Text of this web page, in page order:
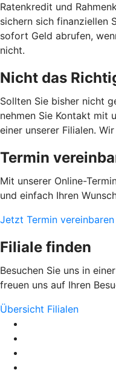
Ratenkredit und
sichern sich finanziellen
sofort Geld abrufen,
nicht.
Nicht das
Sollten Sie bisher nicht
nehmen Sie Kontakt mit
einer unserer Filialen.
Termin
Mit unserer Online-
und einfach Ihren
Jetzt Termin vereinbaren
Filiale finden
Besuchen Sie uns in
freuen uns auf Ihren
Übersicht Filialen